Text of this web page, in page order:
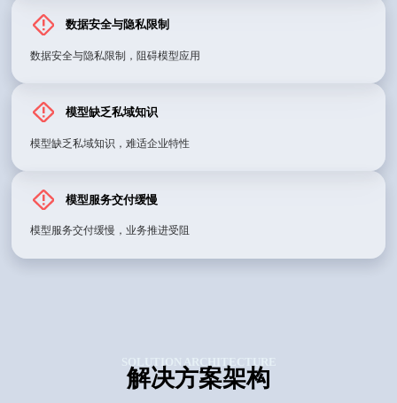
数据安全与隐私限制
数据安全与隐私限制，阻碍模型应用
模型缺乏私域知识
模型缺乏私域知识，难适企业特性
模型服务交付缓慢
模型服务交付缓慢，业务推进受阻
解决方案架构
SOLUTION ARCHITECTURE